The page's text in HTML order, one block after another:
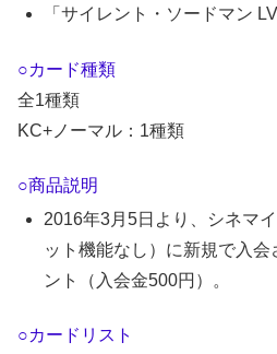
「サイレント・ソードマン LV
○カード種類
全1種類
KC+ノーマル：1種類
○商品説明
2016年3月5日より、シネマ
ット機能なし）に新規で入
ント（入会金500円）。
○カードリスト